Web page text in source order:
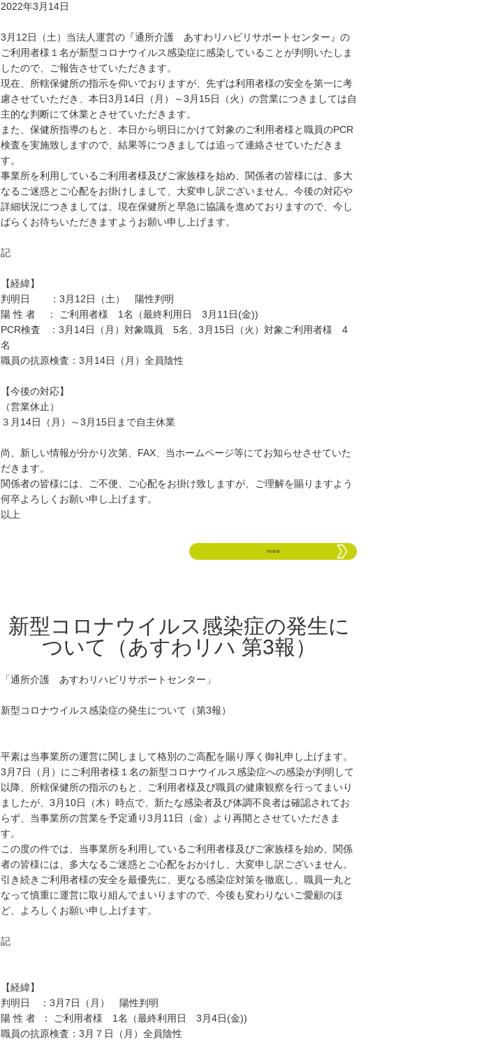
2022年3月14日
3月12日（土）当法人運営の『通所介護 あすわリハビリサポートセンター』の
ご利用者様 １名が新型コロナウイルス感染症に感染していることが判明いたしま
したので、ご報告させていただきます。
現在、所轄保健所の指示を仰いでおりますが、先ずは利用者様の安全を第一に考
慮させていただき、本日3月14日（月）～3月15日（火）の営業につきましては自
主的な判断にて休業とさせていただきます。
また、保健所指導のもと、本日から明日にかけて対象のご利用者様と職員のPCR
検査を実施致しますので、結果等につきましては追って連絡させていただきま
す。
事業所を利用しているご利用者様及びご家族様を始め、関係者の皆様には、多大
なるご迷惑とご心配をお掛けしまして、大変申し訳ございません。今後の対応や
詳細状況につきましては、現在保健所と早急に協議を進めておりますので、今し
ばらくお待ちいただきますようお願い申し上げます。
記
【経緯】
判明日 ：3月12日（土） 陽性判明
陽 性 者 ： ご利用者様 1名（最終利用日 3月11日(金))
PCR検査 ：3月14日（月）対象職員 5名、3月15日（火）対象ご利用者様 4
名
職員の抗原検査：3月14日（月）全員陰性
【今後の対応】
（営業休止）
３月14日（月）～3月15日まで自主休業
尚、新しい情報が分かり次第、FAX、当ホームページ等にてお知らせさせていた
だきます。
関係者の皆様には、ご不便、ご心配をお掛け致しますが、ご理解を賜りますよう
何卒よろしくお願い申し上げます。
以上
more
新型コロナウイルス感染症の発生に
ついて（あすわリハ 第3報）
「通所介護 あすわリハビリサポートセンター」
新型コロナウイルス感染症の発生について（第3報）
平素は当事業所の運営に関しまして格別のご高配を賜り厚く御礼申し上げます。
3月7日（月）にご利用者様１名の新型コロナウイルス感染症への感染が判明して
以降、所轄保健所の指示のもと、ご利用者様及び職員の健康観察を行ってまいり
ましたが、3月10日（木）時点で、新たな感染者及び体調不良者は確認されてお
らず、当事業所の営業を予定通り3月11日（金）より再開 とさせていただきま
す。
この度の件では、当事業所を利用しているご利用者様及びご家族様を始め、関係
者の皆様には、多大なるご迷惑とご心配をおかけし、大変申し訳ございません。
引き続きご利用者様の安全を最優先に、更なる感染症対策を徹底し、職員一丸と
なって慎重に運営に取り組んでまいりますので、今後も変わりないご愛顧のほ
ど、よろしくお願い申し上げます。
記
【経緯】
判明日 ：3月7日（月） 陽性判明
陽 性 者 ： ご利用者様 1名（最終利用日 3月4日(金))
職員の抗原検査：3月７日（月）全員陰性